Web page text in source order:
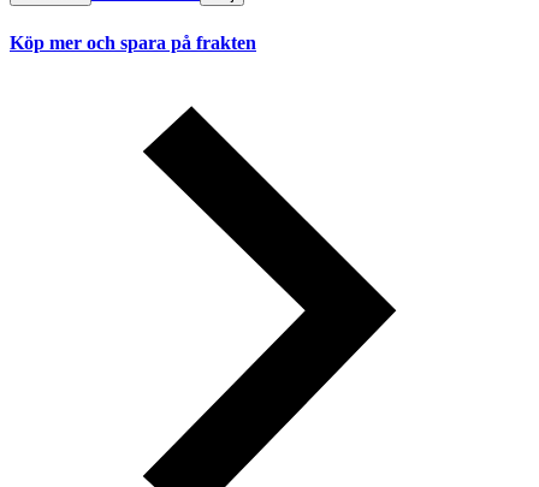
Köp mer och spara på frakten